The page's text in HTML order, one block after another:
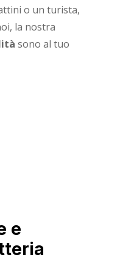
o un turista,
la nostra
sono al tuo
e